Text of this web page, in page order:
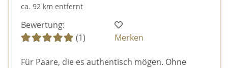
ca. 92 km entfernt
Bewertung:
(1)
Merken
Für Paare, die es authentisch mögen. Ohne